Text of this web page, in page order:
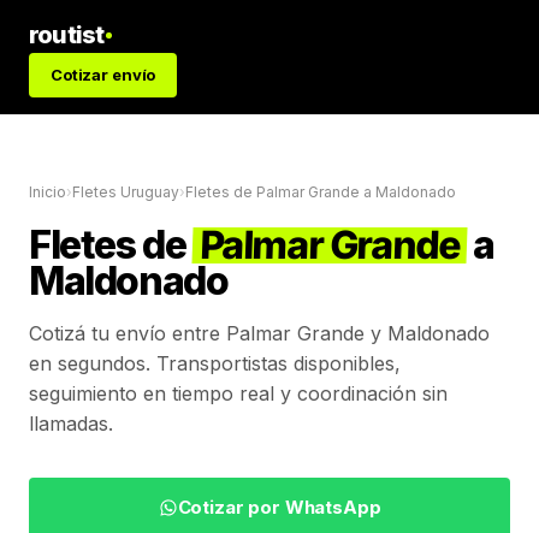
routist
Cotizar envío
Inicio›Fletes Uruguay›Fletes de Palmar Grande a Maldonado
Fletes de Palmar Grande a
Maldonado
Cotizá tu envío entre Palmar Grande y Maldonado
en segundos. Transportistas disponibles,
seguimiento en tiempo real y coordinación sin
llamadas.
Cotizar por WhatsApp